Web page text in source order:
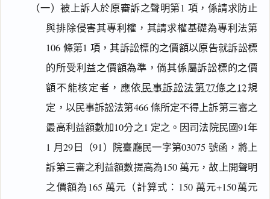
（一）被上訴人於原審訴之聲明第1 項，係請求防止
與排除侵害其專利權，其請求權基礎為專利法第
106 條第1 項，其訴訟標的之價額以原告就訴訟標
的所受利益之價額為準，倘其係屬訴訟標的之價
額不能核定者，應依民事訴訟法第77條之12規
定，以民事訴訟法第466 條所定不得上訴第三審之
最高利益額數加10分之1 定之。因司法院民國91年
1 月29日（91）院臺廳民一字第03075 號函，將上
訴第三審之利益額數提高為150 萬元，故上開聲明
之價額為165 萬元（計算式：150 萬元+150萬元